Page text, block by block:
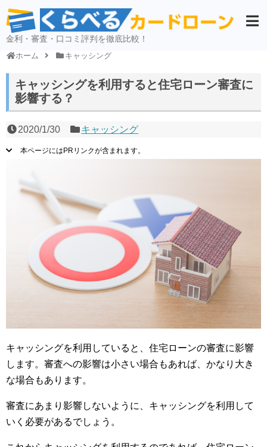
金利・審査・口コミ評判を徹底比較！
ホーム キャッシング
キャッシングを利用すると住宅ローン審査に
影響する？
2020/1/30 キャッシング
本ページにはPRリンクが含まれます。
キャッシングを利用していると、住宅ローンの審査に影響
します。審査への影響は小さい場合もあれば、かなり大き
な場合もあります。
審査にあまり影響しないように、キャッシングを利用して
いく必要があるでしょう。